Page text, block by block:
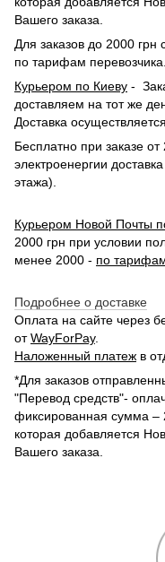
Вашего заказа.
Для заказов до 2000 грн
по тарифам перевозчика.
Курьером по Киеву -
доставляем на тот же
Доставка
Бесплатно при заказе
электроенергии
этажа).
Курьером Новой Почты
2000 грн при условии
менее 2000 - по
Подробнее о доставке
Оплата на сайте через
отWayForPay.
Наложенный платеж в
*Для заказов
"Перевод средств"-
фиксированная сумма –
которая добавляется
Вашего заказа.